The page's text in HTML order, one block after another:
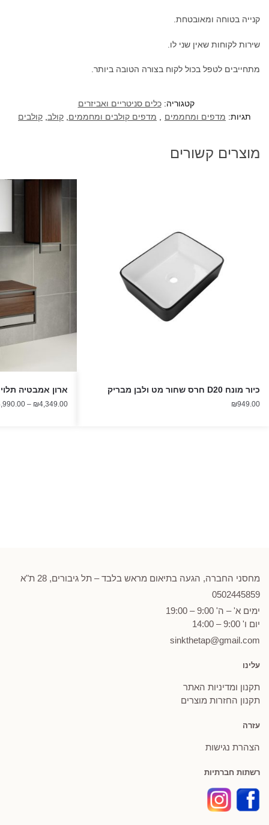
קנייה בטוחה ומאובטחת.
שירות לקוחות שאין שני לו.
מתחייבים לטפל בכול לקוח בצורה הטובה ביותר.
קטגוריה:כלים סניטריים ואביזרים
תגיות: מדפים ומחממים מדפים קולבים ומחממים קולב קולבים
מוצרים קשורים
כיור מונח D20 חרס שחור מט ולבן מבריק
₪949.00
ארון אמבטיה תלוי
₪4,349.00
–
מחסני החברה, הגעה בתיאום מראש בלבד – תל גיבורים, 28 ת"א
0502445859
ימים א' – ה' 9:00 – 19:00
יום ו' 9:00 – 14:00
sinkthetap@gmail.com
עלינו
תקנון ומדיניות האתר
תקנון החזרות מוצרים
עזרה
הצהרת נגישות
רשתות חברתיות